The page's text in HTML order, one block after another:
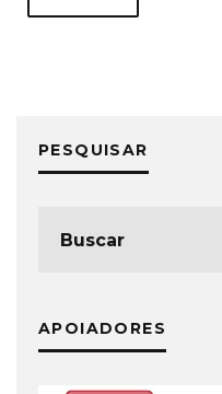
PESQUISAR
APOIADORES